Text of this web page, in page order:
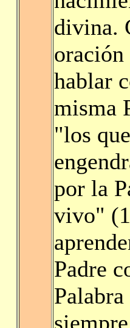
divina.
oración
hablar
misma
"los
por la
vivo"
Padre